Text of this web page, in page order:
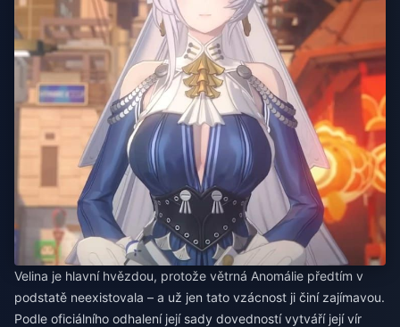
Velina je hlavní hvězdou, protože větrná Anomálie předtím v
podstatě neexistovala – a už jen tato vzácnost ji činí zajímavou.
Podle oficiálního odhalení její sady dovedností vytváří její vír